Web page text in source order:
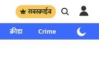
सबस्क्राईब
क्रीडा Crime साप्ताहिक